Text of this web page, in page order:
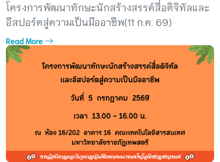
โครงการพัฒนาทักษะนักสร้างสรรค์สื่อดิจิทัลและ
อีสปอร์ตสู่ความเป็นมืออาชีพ(11 ก.ค. 69)
Read More